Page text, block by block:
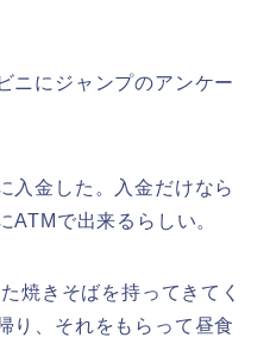
ニにジャンプのアンケー
入金した。入金だけなら
ATMで出来るらしい。
焼きそばを持ってきてく
り、それをもらって昼食